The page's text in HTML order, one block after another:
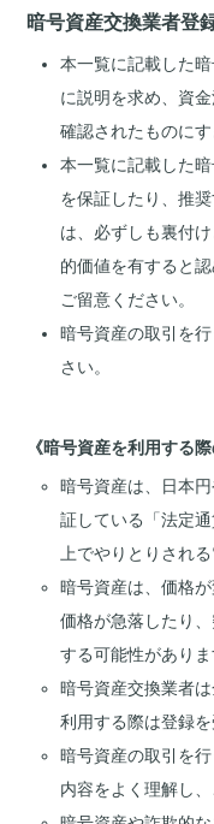
暗号資産交換業者登
本一覧に記載した
に説明を求め、資
確認されたものにす
本一覧に記載した
を保証したり、推
は、必ずしも裏付
的価値を有すると
ご留意ください。
暗号資産の取引を
さい。
《暗号資産を利用する際
暗号資産は、日本
証している「法定
上でやりとりされる
暗号資産は、価格
価格が急落したり
する可能性がありま
暗号資産交換業者
利用する際は登録
暗号資産の取引を
内容をよく理解し